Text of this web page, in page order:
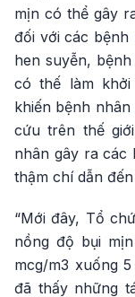
mịn có thể gây
đối với các
hen suyễn,
có thế làm
khiến bệnh
cứu trên thế
nhân gây ra
thậm chí dẫn
“Mới đây, Tổ
nồng độ bụi
mcg/m3 xuống
đã thấy những